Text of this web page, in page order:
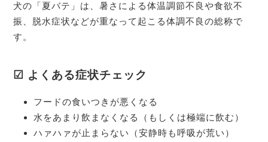
犬の「夏バテ」は、暑さによる体温調節不良や食欲不
振、脱水症状などが重なって起こる体調不良の総称で
す。
☑ よくある症状チェック
フードの食いつきが悪くなる
水をあまり飲まなくなる（もしくは極端に飲む）
ハァハァが止まらない（安静時も呼吸が荒い）